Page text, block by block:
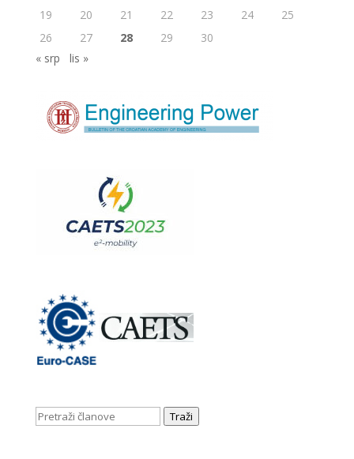
19
20 21 22 23 24
25
26
27 28 29
30
« srp
lis »
Traži